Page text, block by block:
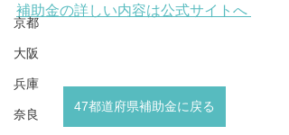
京都
大阪
兵庫
奈良
補助金の詳しい内容は公式サイトへ
47都道府県補助金に戻る